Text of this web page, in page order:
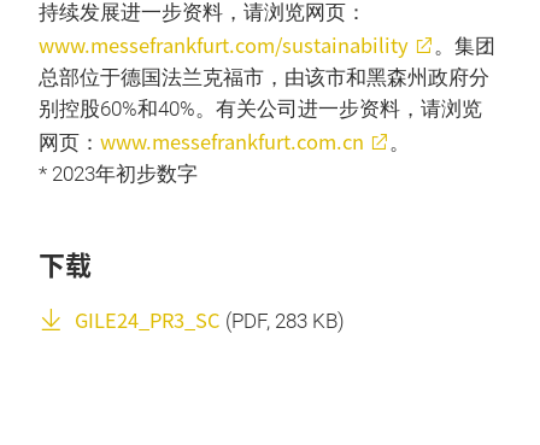
持续发展进一步资料，请浏览网页：
www.messefrankfurt.com/sustainability
。集团
总部位于德国法兰克福市，由该市和黑森州政府分
别控股60%和40%。有关公司进一步资料，请浏览
网页： www.messefrankfurt.com.cn
。
* 2023年初步数字
下载
GILE24_PR3_SC (PDF, 283 KB)